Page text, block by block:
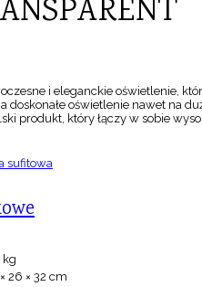
i eleganckie oświetlenie,
doskonałe oświetlenie nawet na
produkt, który łączy w sobie
sufitowa
kg
26 × 32 cm